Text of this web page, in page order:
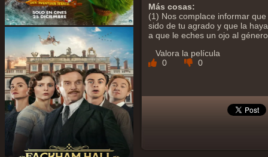
Más cosas:
(1) Nos complace informar
sido de tu agrado y que la
a que le eches un ojo al
Valora la película
0
0